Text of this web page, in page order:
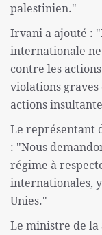
palestinien."
Irvani a ajouté :
internationale
contre les
violations
actions
Le représentant
: "Nous
régime à
internationales,
Unies."
Le ministre de